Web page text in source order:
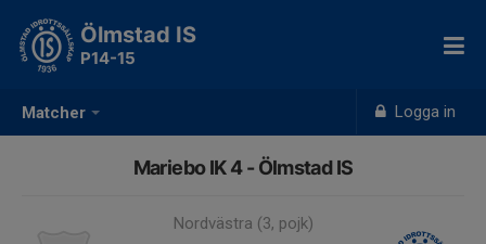
Matcher Logga in
Ölmstad IS
P14-15
Mariebo IK 4 - Ölmstad IS
Nordvästra (3, pojk)